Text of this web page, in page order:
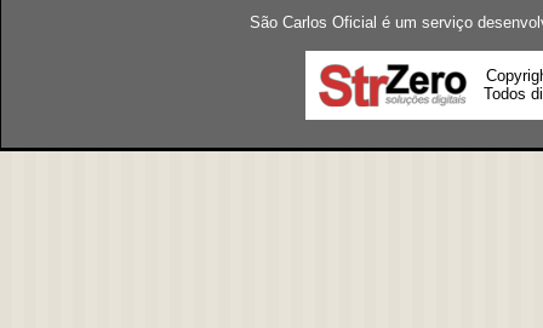
São Carlos Oficial é um serviço
Todos